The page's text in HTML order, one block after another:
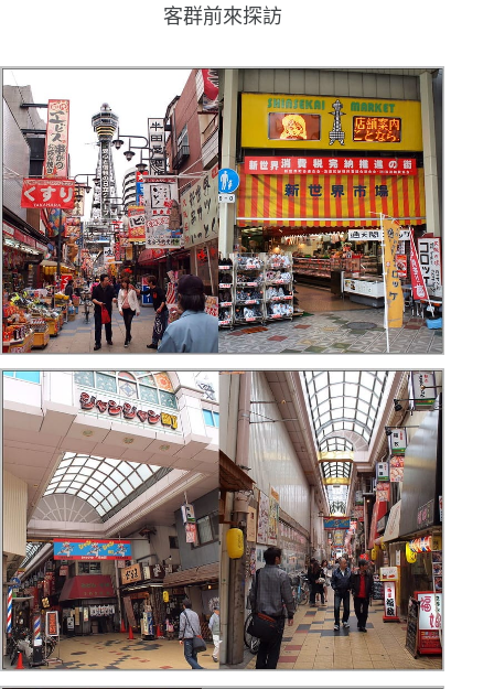
客群前來探訪